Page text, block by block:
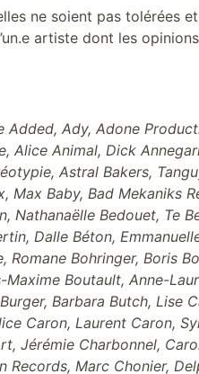
ne soient pas tolérées et
artiste dont les
Ady, Adone
Alice Animal, Dick
Astral Bakers,
Max Baby, Bad Mekaniks
Nathanaëlle Bedouet, Te
Dalle Béton,
Romane Bohringer, Boris
Boutault, Anne-
Barbara Butch, Lise
Caron, Laurent Caron,
Jérémie Charbonnel,
Records, Marc Chonier,